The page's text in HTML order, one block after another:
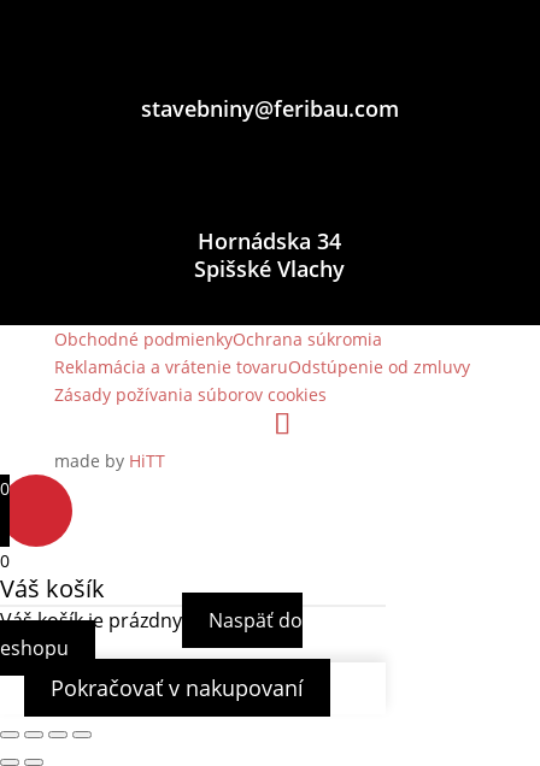
stavebniny@feribau.com
Hornádska 34
Spišské Vlachy
Obchodné podmienkyOchrana súkromia
Reklamácia a vrátenie tovaruOdstúpenie od zmluvy
Zásady požívania súborov cookies
made by HiTT
0
0
Váš košík
Váš košík je prázdny
Naspäť do
eshopu
Pokračovať v nakupovaní